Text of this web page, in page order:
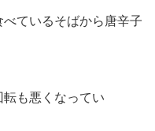
ているそばから唐辛子
も悪くなってい